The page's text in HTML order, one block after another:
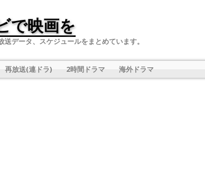
で映画を
送データ、スケジュールをまとめています。
再放送(連ドラ) 2時間ドラマ 海外ドラマ